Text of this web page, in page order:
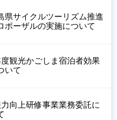
県サイクルツーリズム推進
ポーザルの実施について
観光かごしま宿泊者効果
いて
向上研修事業業務委託に